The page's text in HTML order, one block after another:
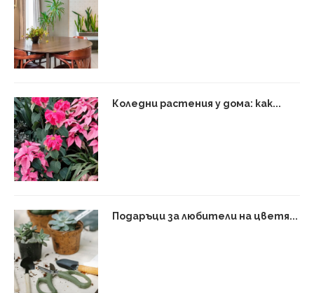
Коледни растения у дома: как...
Подаръци за любители на цветя...